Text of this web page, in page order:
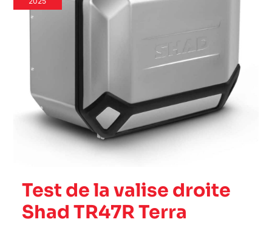
Test de la valise droite
Shad TR47R Terra
droite